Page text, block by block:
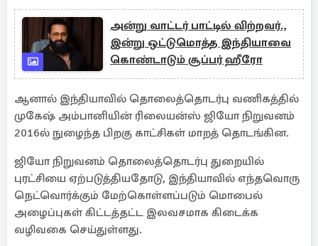
அன்று வாட்டர் பாட்டில் விற்றவர்.,
இன்று ஒட்டுமொத்த இந்தியாவை
கொண்டாடும் சூப்பர் ஹீரோ
ஆனால் இந்தியாவில் தொலைத்தொடர்பு வணிகத்தில்
முகேஷ் அம்பானியின் ரிலையன்ஸ் ஜியோ நிறுவனம்
2016ல் நுழைந்த பிறகு காட்சிகள் மாறத் தொடங்கின.
ஜியோ நிறுவனம் தொலைத்தொடர்பு துறையில்
புரட்சியை ஏற்படுத்தியதோடு, இந்தியாவில் எந்தவொரு
நெட்வொர்க்கும் மேற்கொள்ளப்படும் மொபைல்
அழைப்புகள் கிட்டத்தட்ட இலவசமாக கிடைக்க
வழிவகை செய்துள்ளது.